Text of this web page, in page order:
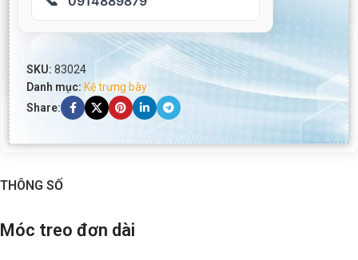
SKU: 83024
Danh mục: Kệ trưng bày
Share:
THÔNG SỐ
Móc treo đơn dài